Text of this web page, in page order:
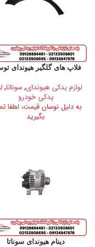
فلاپ های گلگیر هیوندای
لوازم یدکی هیوندای, سوناتا,
یدکی خودرو
به دلیل نوسان قیمت، لطفا
بگیرید
دینام هیوندای سوناتا